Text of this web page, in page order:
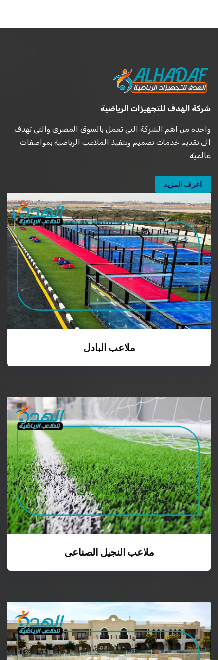
شركة الهدف للتجهيزات الرياضية
واحده من اهم الشركة التى تعمل بالسوق المصرى والتى تهدف
الى تقديم خدمات تصميم وتنفيذ الملاعب الرياضية بمواصفات
عالمية
اعرف المزيد
ملاعب البادل
ملاعب النجيل الصناعى